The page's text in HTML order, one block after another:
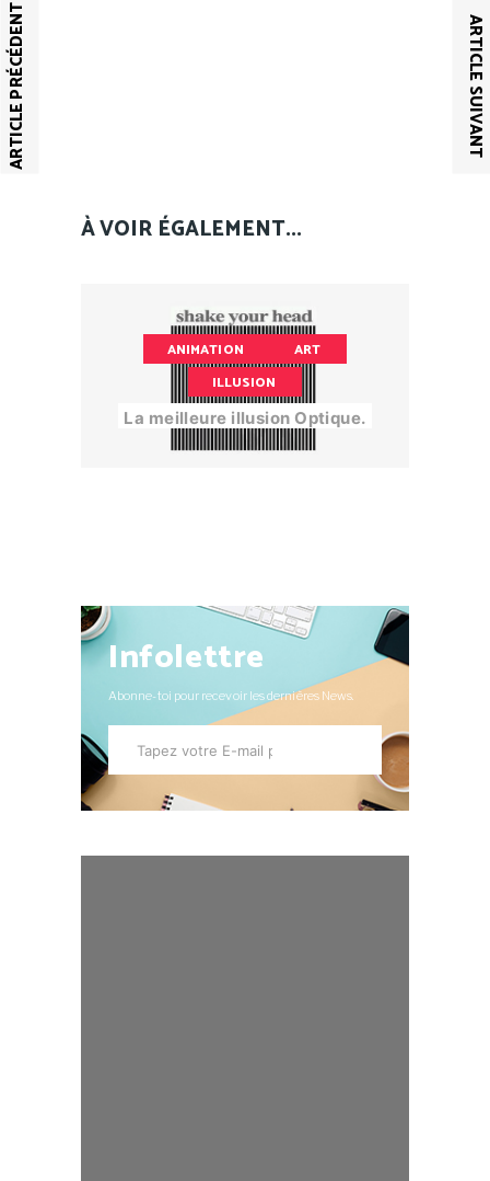
ARTICLE PRÉCÉDENT ARTICLE SUIVANT
À VOIR ÉGALEMENT...
ANIMATION
ART
ILLUSION
La meilleure illusion Optique.
Infolettre
Abonne-toi pour recevoir les dernières News.